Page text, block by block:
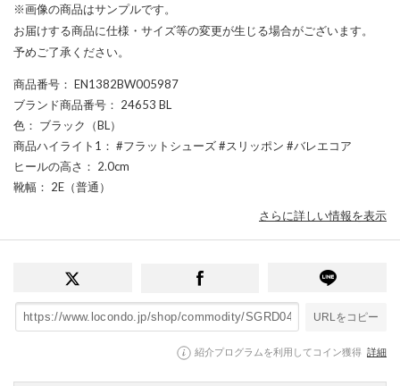
※画像の商品はサンプルです。
お届けする商品に仕様・サイズ等の変更が生じる場合がございます。
予めご了承ください。
商品番号 ： EN1382BW005987
ブランド商品番号 ： 24653 BL
色 ： ブラック（BL）
商品ハイライト1 ： #フラットシューズ #スリッポン #バレエコア
ヒールの高さ ： 2.0cm
靴幅 ： 2E（普通）
さらに詳しい情報を表示
URLをコピー
紹介プログラムを利用してコイン獲得 詳細